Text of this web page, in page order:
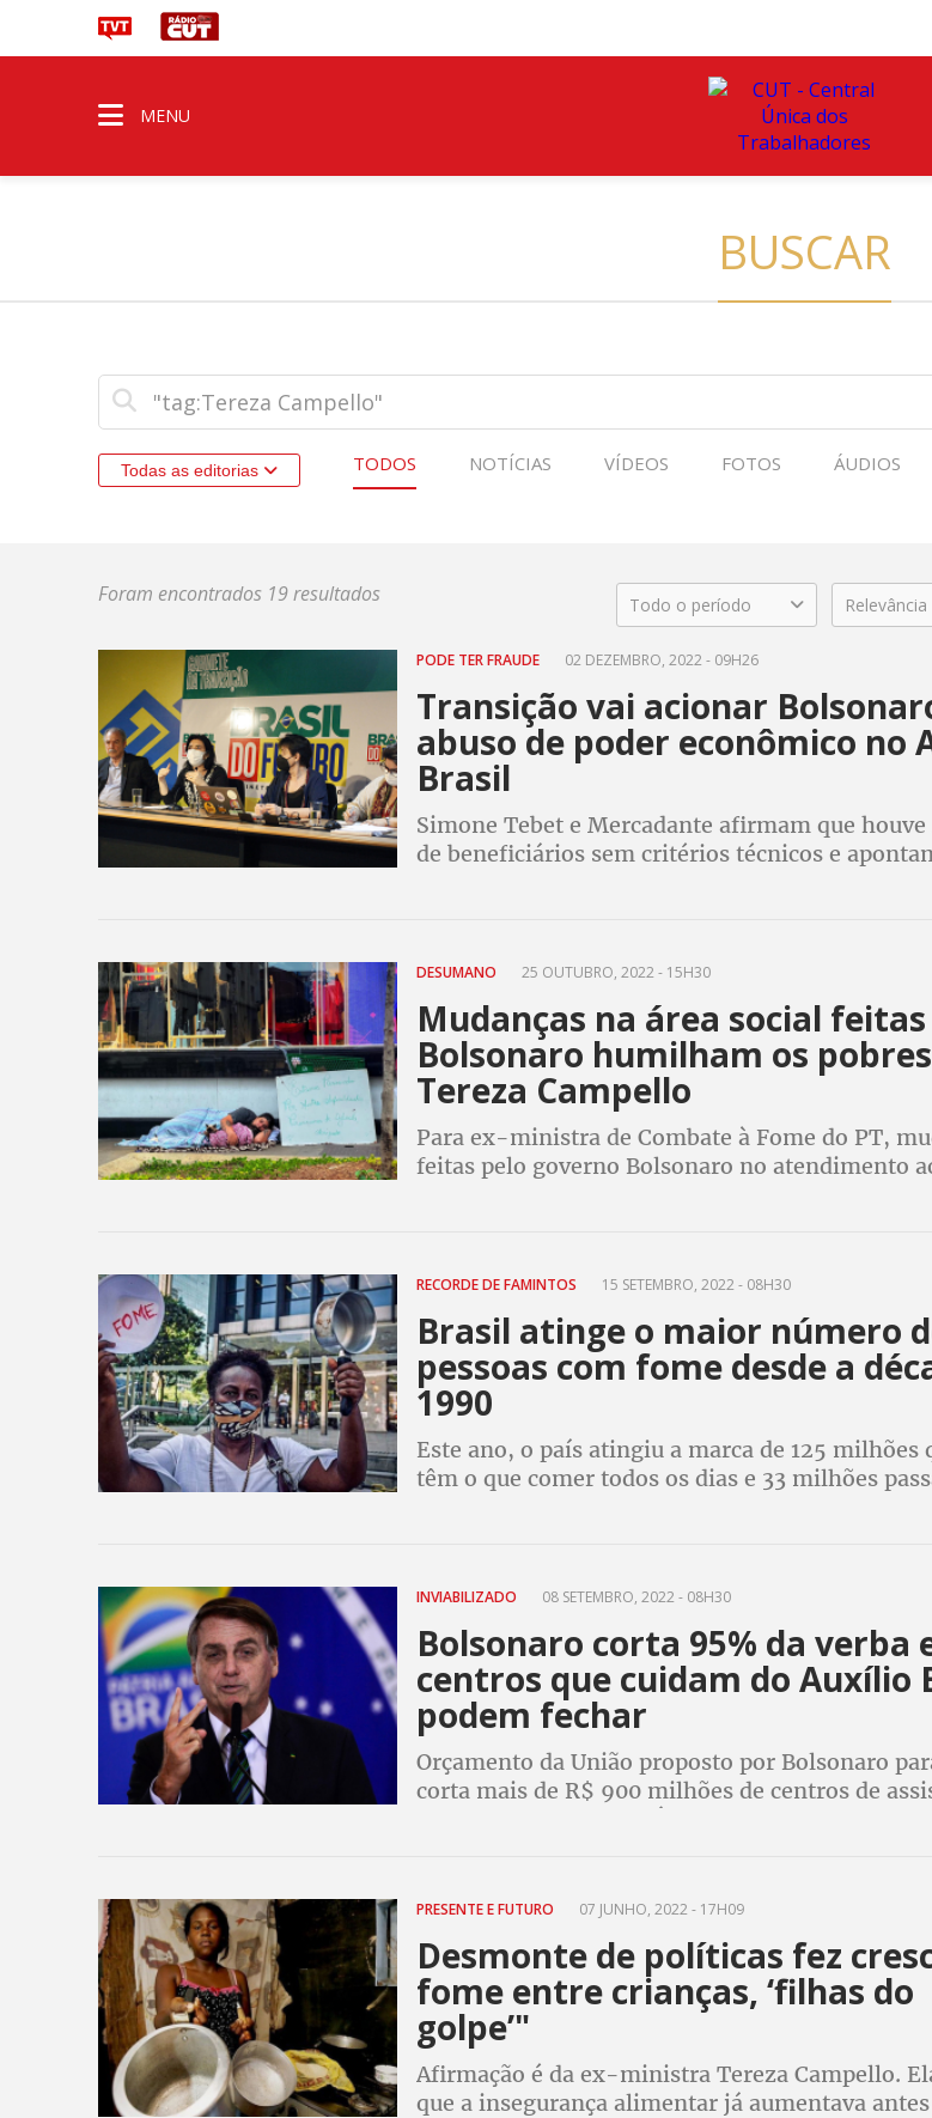
MENU
BUSCAR
Todas as editorias TODOS NOTÍCIAS VÍDEOS FOTOS ÁUDIOS
Foram encontrados 19 resultados Todo o período Relevância
PODE TER FRAUDE 02 DEZEMBRO, 2022 - 09H26
Transição vai acionar
abuso de poder econômico no
Brasil
Simone Tebet e Mercadante afirmam que
de beneficiários sem critérios técnicos e
DESUMANO 25 OUTUBRO, 2022 - 15H30
Mudanças na área social
Bolsonaro humilham os
Tereza Campello
Para ex-ministra de Combate à Fome do PT,
feitas pelo governo Bolsonaro no atendimento
RECORDE DE FAMINTOS 15 SETEMBRO, 2022 - 08H30
Brasil atinge o maior número
pessoas com fome desde a
1990
Este ano, o país atingiu a marca de 125 milhões
têm o que comer todos os dias e 33 milhões
INVIABILIZADO 08 SETEMBRO, 2022 - 08H30
Bolsonaro corta 95% da verba
centros que cuidam do Auxílio
podem fechar
Orçamento da União proposto por Bolsonaro
corta mais de R$ 900 milhões de centros de
PRESENTE E FUTURO 07 JUNHO, 2022 - 17H09
Desmonte de políticas fez
fome entre crianças, ‘filhas do
golpe’"
Afirmação é da ex-ministra Tereza Campello.
que a insegurança alimentar já aumentava